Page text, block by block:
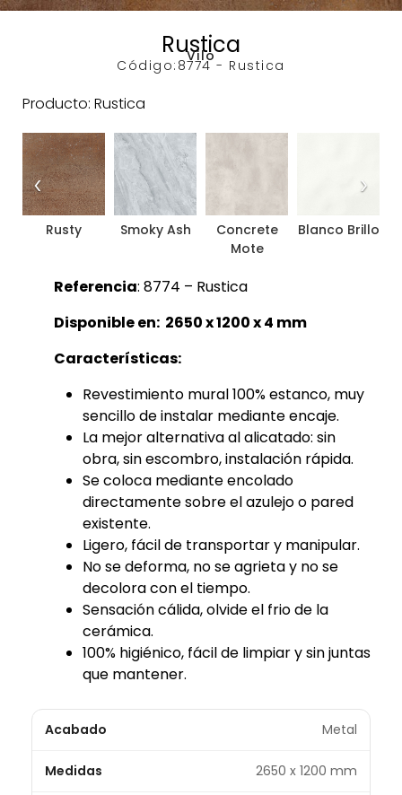
Rustica
Vilo
Código: 8774 - Rustica
Producto: Rustica
Rusty Smoky Ash
Concrete
Mote
Blanco Brillo
‹ ›
Referencia: 8774 – Rustica
Disponible en: 2650 x 1200 x 4 mm
Características:
Revestimiento mural 100% estanco, muy
sencillo de instalar mediante encaje.
La mejor alternativa al alicatado: sin
obra, sin escombro, instalación rápida.
Se coloca mediante encolado
directamente sobre el azulejo o pared
existente.
Ligero, fácil de transportar y manipular.
No se deforma, no se agrieta y no se
decolora con el tiempo.
Sensación cálida, olvide el frio de la
cerámica.
100% higiénico, fácil de limpiar y sin juntas
que mantener.
Acabado Metal
Medidas 2650 x 1200 mm